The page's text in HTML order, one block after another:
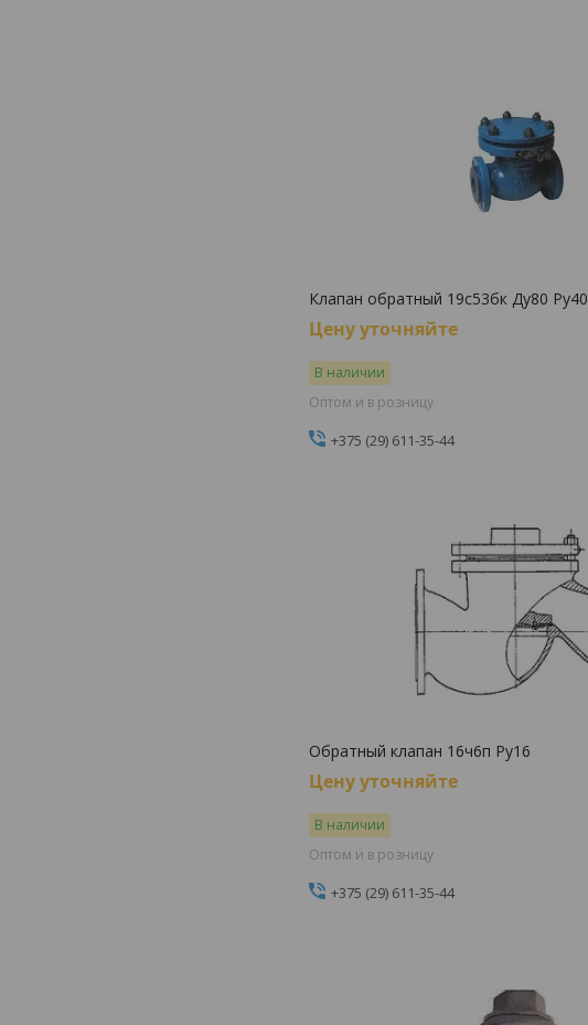
Клапан обратный 19с53бк Ду80 Ру40
Цену уточняйте
В наличии
Оптом и в розницу
+375 (29) 611-35-44
Обратный клапан 16ч6п Ру16
Цену уточняйте
В наличии
Оптом и в розницу
+375 (29) 611-35-44